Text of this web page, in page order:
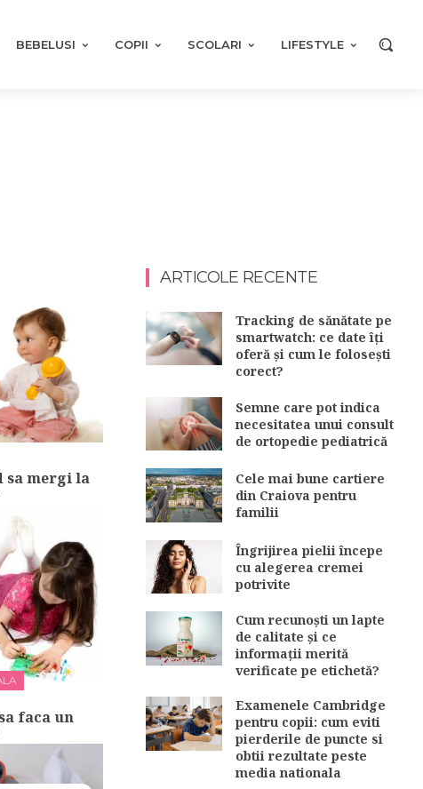
BEBELUSI COPII SCOLARI LIFESTYLE
sa mergi la
faca un
ARTICOLE RECENTE
Tracking de sănătate pe
smartwatch: ce date îți
oferă și cum le folosești
corect?
Semne care pot indica
necesitatea unui consult
de ortopedie pediatrică
Cele mai bune cartiere
din Craiova pentru
familii
Îngrijirea pielii începe
cu alegerea cremei
potrivite
Cum recunoști un lapte
de calitate și ce
informații merită
verificate pe etichetă?
Examenele Cambridge
pentru copii: cum eviti
pierderile de puncte si
obtii rezultate peste
media nationala